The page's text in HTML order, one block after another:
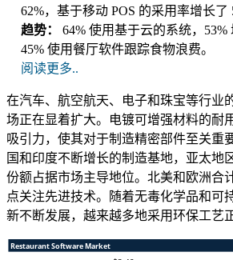
62%，基于移动 POS 的采用率增长了
趋势：
64% 使用基于云的系统，53%
45% 使用餐厅软件跟踪食物浪费。
阅读更多..
在汽车、航空航天、电子和珠宝等行业
场正在显着扩大。电镀可增强材料的耐
吸引力，使其对于制造精密部件至关重
国和印度不断增长的制造基地，亚太地
份额占据市场主导地位。北美和欧洲合
点关注先进技术。随着无毒化学品和可
新不断发展，越来越多地采用环保工艺